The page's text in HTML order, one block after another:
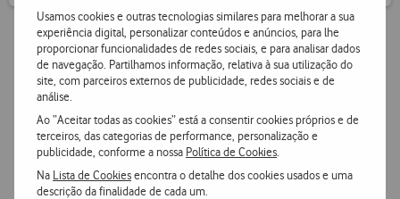
Usamos cookies e outras tecnologias similares para melhorar a sua
experiência digital, personalizar conteúdos e anúncios, para lhe
proporcionar funcionalidades de redes sociais, e para analisar dados
de navegação. Partilhamos informação, relativa à sua utilização do
site, com parceiros externos de publicidade, redes sociais e de
análise.
Ao “Aceitar todas as cookies” está a consentir cookies próprios e de
terceiros, das categorias de performance, personalização e
publicidade, conforme a nossa Política de Cookies
Na Lista de Cookiesencontra o detalhe dos cookies usados e uma
descrição da finalidade de cada um.
Vantagens Vodafone.pt
14 dias para devoluções
Pode devolver gratuitamente qualquer produto numa das
nossas lojas ou CTT.